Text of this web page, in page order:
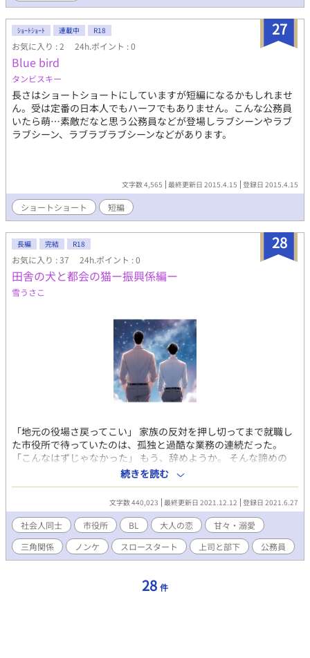
27
ｼｮｰﾄｼｮｰﾄ 連載中 R18
お気に入り : 2 24h.ポイント : 0
Blue bird
タンビスキー
長さはショートショートにしていますが短編になるかもしれませ
ん。受は定番の日本人でもハーフでもありません。こんな公務員
いたら萌…素敵だなと思う公務員などが登場しラブシーンやラブ
ラブシーン、ラブラブラブシーンなどがあります。
文字数 4,565 最終更新日 2015.4.15 登録日 2015.4.15
ショートショート 短編
28
長編 完結 R18
お気に入り : 37 24h.ポイント : 0
田舎の犬と都会の猫ー振興係編ー
雪うさこ
「地元の役場さ戻ってこい」 家族の反対を押し切ってまで就職し
た市役所で待っていたのは、孤独と過酷な業務の連続だった。
「こんなはずじゃなかった」 もう、辞めようか。 そんな諦めの
中、出会った上司は、人生で出会ったことのないくらい、いい加
減な風貌。 自分と代わり映えのしない若さなのに、これで係
長？！ 同僚たちも、ゆるーい感じで戸惑うばかり。 田口銀太、２
９歳。 新しい部署で悪戦苦闘の日々が始まる。 堅物で今時ではな
い田口銀太と、自由でマイペースな上司保住尚貴を中心に、愉快
で、少し切ない市役所ライフをお楽しみください。
続きを読む
文字数 440,023 最終更新日 2021.12.12 登録日 2021.6.27
社会人同士 市役所 BL 大人の恋
甘々・溺愛
三角関係
ノンケ スロースタート 上司と部下 公務員
28 件